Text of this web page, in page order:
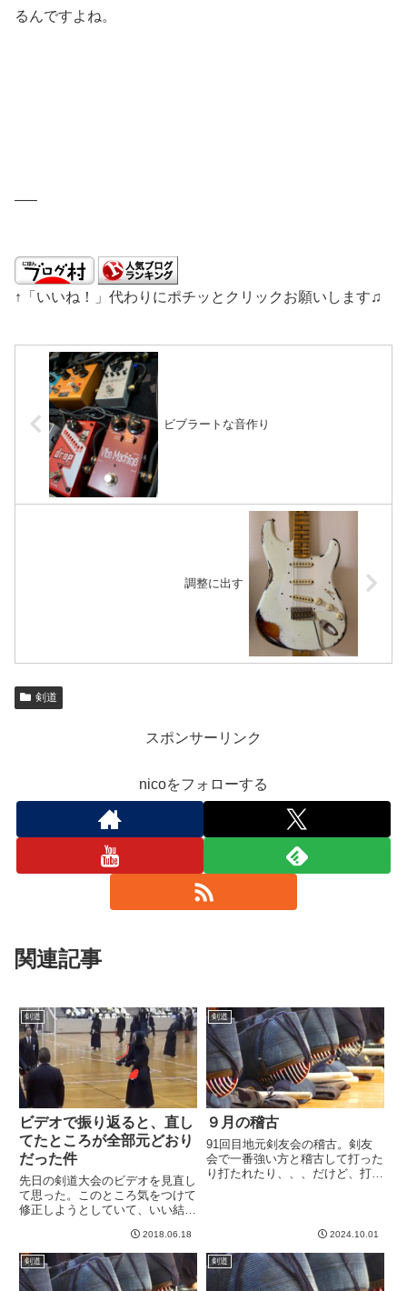
るんですよね。
—–
↑「いいね！」代わりにポチッとクリックお願いします♫
ビブラートな音作り
調整に出す
剣道
スポンサーリンク
nicoをフォローする
関連記事
剣道
ビデオで振り返ると、直し
てたところが全部元どおり
だった件
先日の剣道大会のビデオを見直し
て思った。このところ気をつけて
修正しようとしていて、いい結果
っかり破棄され元どおりになって
いたorzまあ、２週間ちょいじゃ
こんなもんか^^;;;修正しようとし
ていたのは構えで、肘が...
2018.06.18
剣道
９月の稽古
91回目地元剣友会の稽古。剣友
会で一番強い方と稽古して打った
り打たれたり、、、だけど、打た
たり応じたりもうまい上に、抜群
き...
2024.10.01
剣道 剣道